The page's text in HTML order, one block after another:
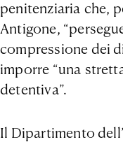
penitenziaria che,
Antigone,
compressione dei
imporre “una
detentiva”.
Il Dipartimento